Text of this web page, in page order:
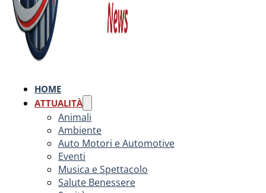
HOME
ATTUALITÀ
Animali
Ambiente
Auto Motori e Automotive
Eventi
Musica e Spettacolo
Salute Benessere